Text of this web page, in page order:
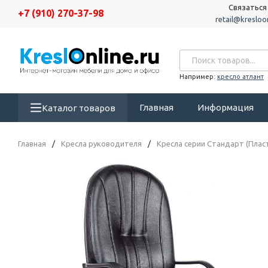
+7 (910) 270-37-98
Например: кресло атлант
Каталог товаров Главная Информация
Главная / Кресла руководителя / Кресла серии Стандарт